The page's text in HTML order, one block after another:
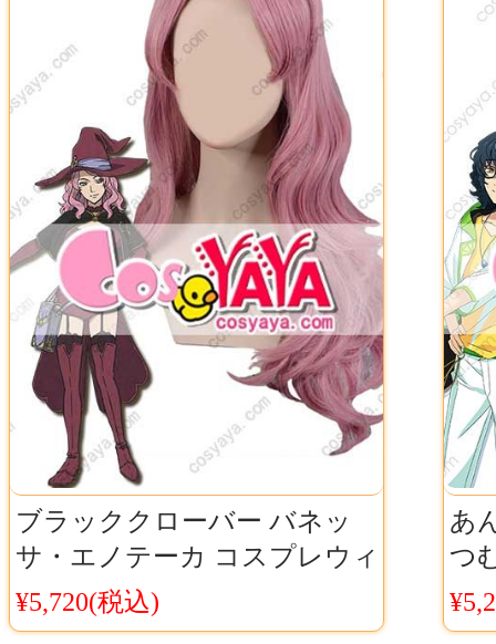
ブラッククローバー バネッ
サ・エノテーカ コスプレウィ
ッグ 耐熱 高品質 ブラクロ バ
ネッサ ウィッグ
¥5,720(税込)
あ
つ
価
ッ